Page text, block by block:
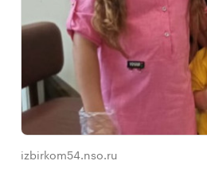
izbirkom54.nso.ru